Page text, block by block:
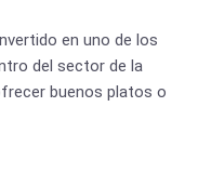
en uno de los
del sector de la
buenos platos o